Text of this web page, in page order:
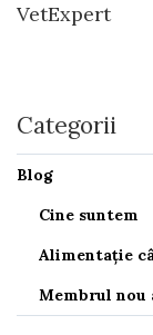
VetExpert
Categorii
Blog
Cine suntem
Alimentație
Membrul nou